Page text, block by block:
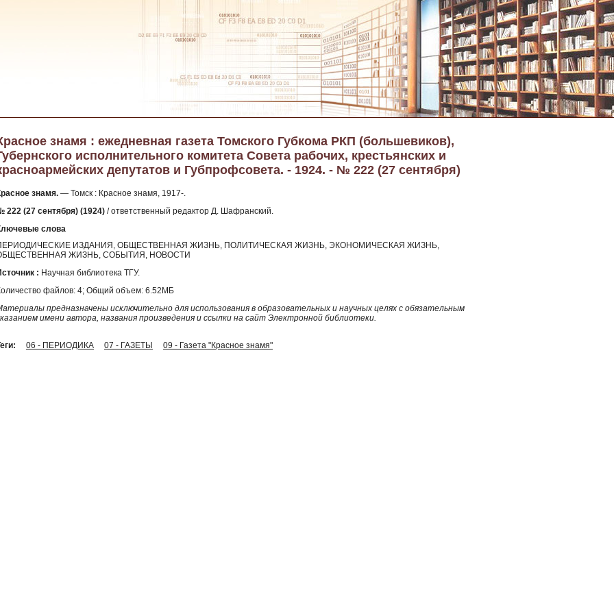
знамя : ежедневная газета Томского Губкома РКП (большевиков),
исполнительного комитета Совета рабочих, крестьянских и
депутатов и Губпрофсовета. - 1924. - № 222 (27 сентября)
знамя. — Томск : Красное знамя, 1917-.
222 (27 сентября) (1924) / ответственный редактор Д. Шафранский.
слова
ИЗДАНИЯ, ОБЩЕСТВЕННАЯ ЖИЗНЬ, ПОЛИТИЧЕСКАЯ ЖИЗНЬ, ЭКОНОМИЧЕСКАЯ ЖИЗНЬ,
ЖИЗНЬ, СОБЫТИЯ, НОВОСТИ
: Научная библиотека ТГУ.
файлов: 4; Общий объем: 6.52МБ
предназначены исключительно для использования в образовательных и научных целях с обязательным
имени автора, названия произведения и ссылки на сайт Электронной библиотеки.
06 - ПЕРИОДИКА 07 - ГАЗЕТЫ 09 - Газета "Красное знамя"